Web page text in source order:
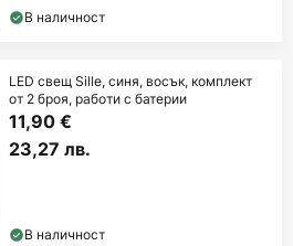
В наличност
LED свещ Sille, синя, восък, комплект
от 2 броя, работи с батерии
11,90 €
23,27 лв.
В наличност